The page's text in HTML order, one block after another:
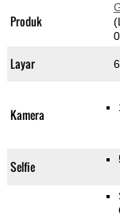
Produk
Layar
Kamera
Selfie